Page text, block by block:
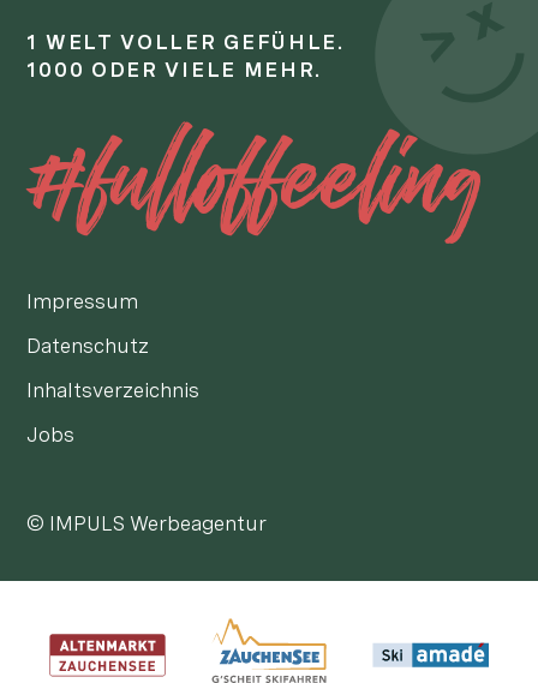
1 WELT VOLLER GEFÜHLE.
1000 ODER VIELE MEHR.
#fulloffeeling
Impressum
Datenschutz
Inhaltsverzeichnis
Jobs
© IMPULS Werbeagentur